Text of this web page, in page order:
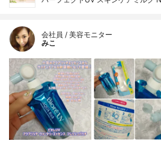
会社員 / 美容モニター
みこ